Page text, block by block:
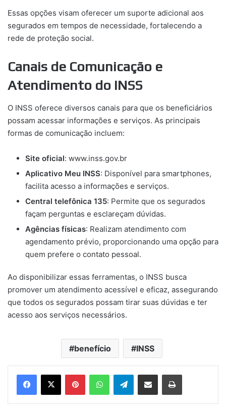
Essas opções visam oferecer um suporte adicional aos
segurados em tempos de necessidade, fortalecendo a
rede de proteção social.
Canais de Comunicação e
Atendimento do INSS
O INSS oferece diversos canais para que os beneficiários
possam acessar informações e serviços. As principais
formas de comunicação incluem:
Site oficial: www.inss.gov.br
Aplicativo Meu INSS: Disponível para smartphones,
facilita acesso a informações e serviços.
Central telefônica 135: Permite que os segurados
façam perguntas e esclareçam dúvidas.
Agências físicas: Realizam atendimento com
agendamento prévio, proporcionando uma opção para
quem prefere o contato pessoal.
Ao disponibilizar essas ferramentas, o INSS busca
promover um atendimento acessível e eficaz, assegurando
que todos os segurados possam tirar suas dúvidas e ter
acesso aos serviços necessários.
benefício INSS
PinterestWhatsAppTelegramCompartilhar via e-mail Imprimir